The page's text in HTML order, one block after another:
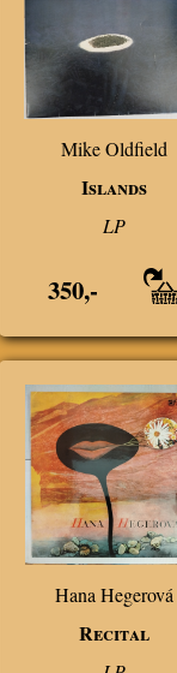
Mike Oldfield
Islands
LP
350,-
Hana Hegerová
Recital